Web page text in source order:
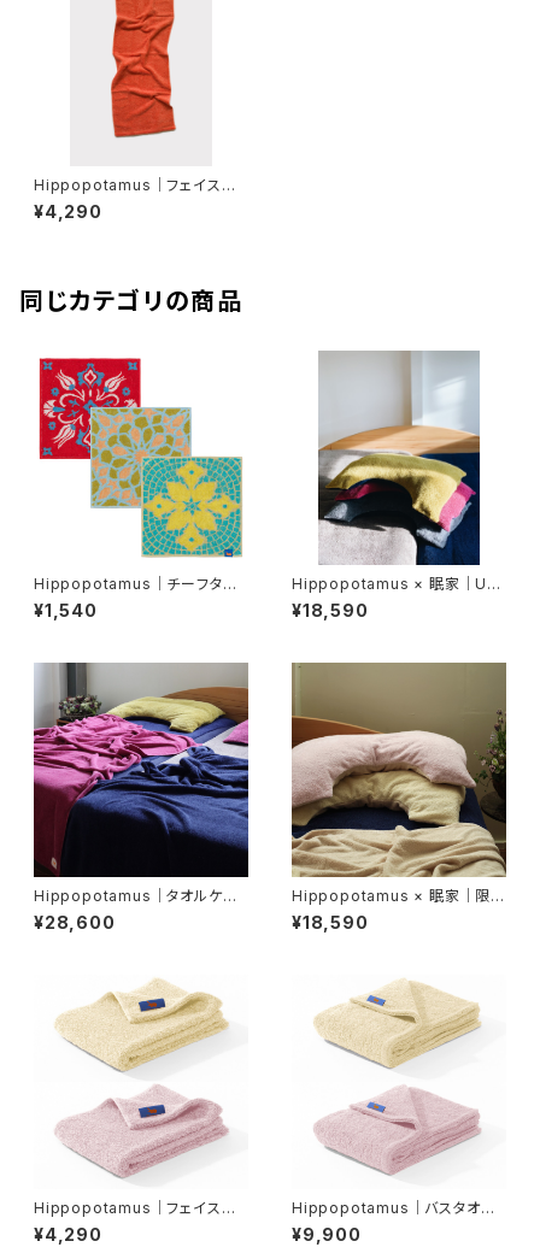
Hippopotamus｜フェイスタ
オル
¥4,290
同じカテゴリの商品
Hippopotamus｜チーフタオ
ル〈タイルコレクション〉
¥1,540
Hippopotamus × 眠家｜U字
枕カバー｜レギュラーサイズ【眠
家限定アイテム】
¥18,590
Hippopotamus｜タオルケット
｜シングルサイズ
¥28,600
Hippopotamus × 眠家｜限定
カラー U字 枕カバー｜レギュラ
ーサイズ【眠家 限定アイテム】
¥18,590
Hippopotamus｜フェイスタ
オル ＜限定カラー＞
¥4,290
Hippopotamus｜バスタオル
＜限定カラー＞
¥9,900